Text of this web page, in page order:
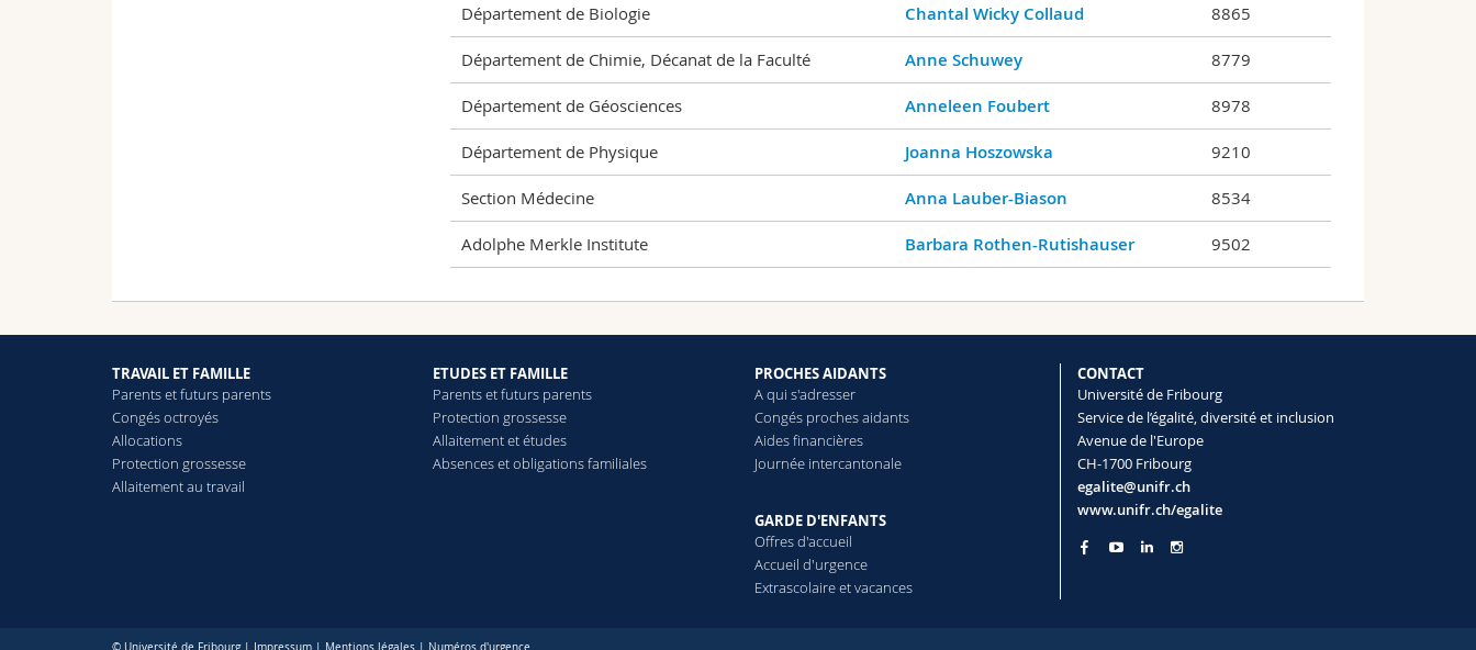
Département de Biologie Chantal Wicky Collaud 8865
Département de Chimie, Décanat de la Faculté Anne Schuwey 8779
Département de Géosciences Anneleen Foubert 8978
Département de Physique Joanna Hoszowska 9210
Section Médecine Anna Lauber-Biason 8534
Adolphe Merkle Institute Barbara Rothen-Rutishauser 9502
TRAVAIL ET FAMILLE
Parents et futurs parents
Congés octroyés
Allocations
Protection grossesse
Allaitement au travail
ETUDES ET FAMILLE
Parents et futurs parents
Protection grossesse
Allaitement et études
Absences et obligations familiales
PROCHES AIDANTS
A qui s'adresser
Congés proches aidants
Aides financières
Journée intercantonale
GARDE D'ENFANTS
Offres d'accueil
Accueil d'urgence
Extrascolaire et vacances
CONTACT
Université de Fribourg
Service de l’égalité, diversité et inclusion
Avenue de l'Europe
CH-1700 Fribourg
egalite@unifr.ch
www.unifr.ch/egalite
© Université de Fribourg | Impressum | Mentions légales | Numéros d'urgence